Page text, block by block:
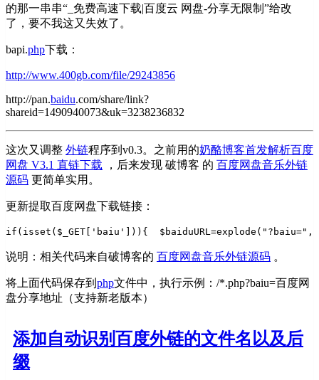
的那一串串“_免费高速下载|百度云 网盘-分享无限制”给改
了，要不我这又失效了。
bapi.php下载：
http://www.400gb.com/file/29243856
http://pan.baidu.com/share/link?
shareid=1490940073&uk=3238236832
这次又调整 外链程序到v0.3。之前用的奶酪博客首发解析百度
网盘 V3.1 直链下载 ，后来发现 破博客 的 百度网盘音乐外链
源码 更简单实用。
更新提取百度网盘下载链接：
if(isset($_GET['baiu'])){
说明：相关代码来自破博客的 百度网盘音乐外链源码 。
将上面代码保存到 php文件中，执行示例：/*.php?baiu=百度网
盘分享地址（支持新老版本）
添加自动识别百度外链的文件名以及后
缀